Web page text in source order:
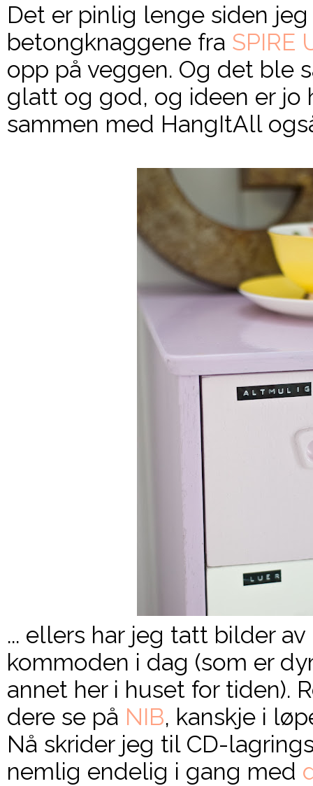
Det er pinlig lenge siden
betongknaggene fra SPIRE
opp på veggen. Og det ble
glatt og god, og ideen er jo
sammen med HangItAll
... ellers har jeg tatt bilder
kommoden i dag (som er
annet her i huset for tiden).
dere se på NIB, kanskje i
Nå skrider jeg til CD-
nemlig endelig i gang med